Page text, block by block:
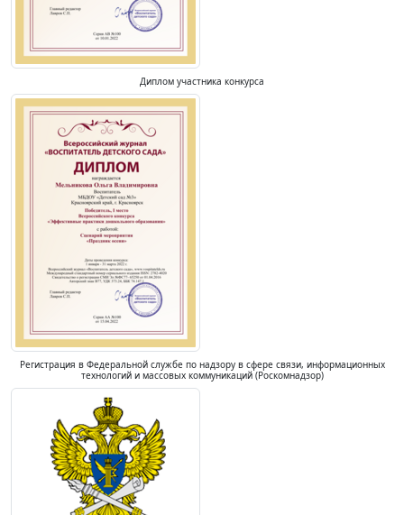
Диплом участника конкурса
Регистрация в Федеральной службе по надзору в сфере связи, информационных
технологий и массовых коммуникаций (Роскомнадзор)